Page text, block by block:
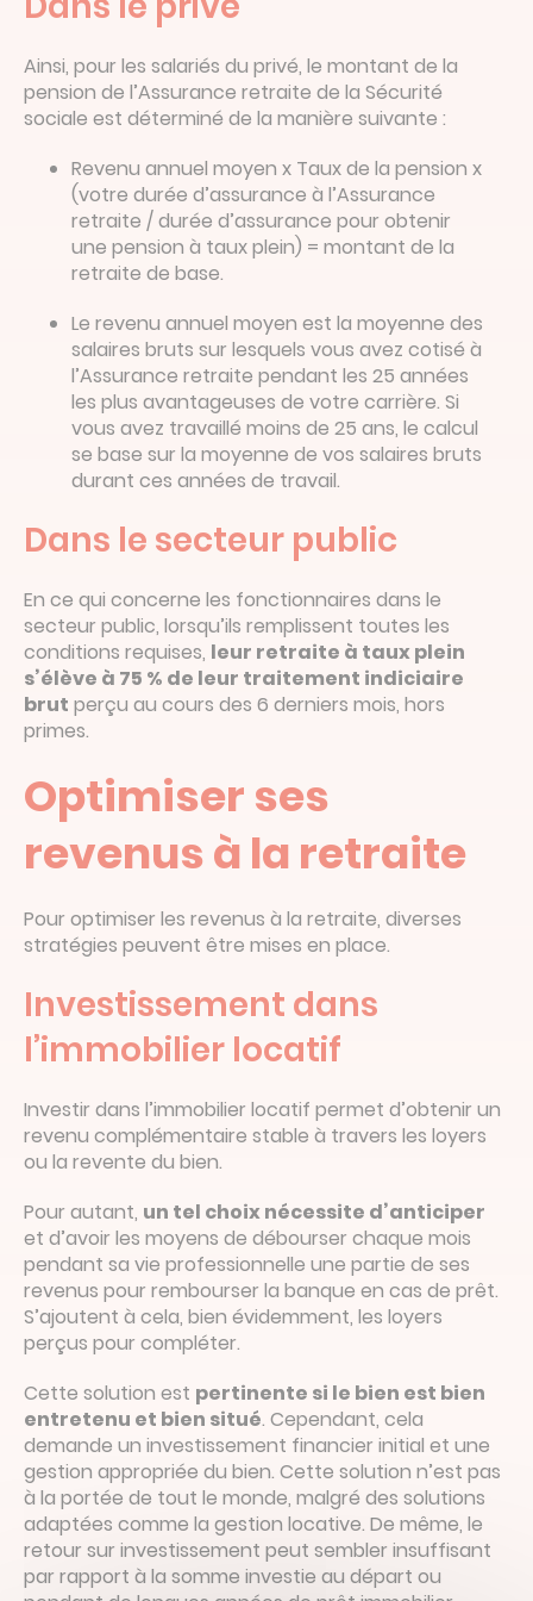
Ainsi, pour les salariés du privé, le montant de la
pension de l’Assurance retraite de la Sécurité
sociale est déterminé de la manière suivante :
Revenu annuel moyen x Taux de la pension x
(votre durée d’assurance à l’Assurance
retraite / durée d’assurance pour obtenir
une pension à taux plein) = montant de la
retraite de base.
Le revenu annuel moyen est la moyenne des
salaires bruts sur lesquels vous avez cotisé à
l’Assurance retraite pendant les 25 années
les plus avantageuses de votre carrière. Si
vous avez travaillé moins de 25 ans, le calcul
se base sur la moyenne de vos salaires bruts
durant ces années de travail.
Dans le secteur public
En ce qui concerne les fonctionnaires dans le
secteur public, lorsqu’ils remplissent toutes les
conditions requises, leur retraite à taux plein
s’élève à 75 % de leur traitement indiciaire
brut perçu au cours des 6 derniers mois, hors
primes.
Optimiser ses
revenus à la retraite
Pour optimiser les revenus à la retraite, diverses
stratégies peuvent être mises en place.
Investissement dans
l’immobilier locatif
Investir dans l’immobilier locatif permet d’obtenir un
revenu complémentaire stable à travers les loyers
ou la revente du bien.
Pour autant, un tel choix nécessite d’anticiper
et d’avoir les moyens de débourser chaque mois
pendant sa vie professionnelle une partie de ses
revenus pour rembourser la banque en cas de prêt.
S’ajoutent à cela, bien évidemment, les loyers
perçus pour compléter.
Cette solution est pertinente si le bien est bien
entretenu et bien situé. Cependant, cela
demande un investissement financier initial et une
gestion appropriée du bien. Cette solution n’est pas
à la portée de tout le monde, malgré des solutions
adaptées comme la gestion locative. De même, le
retour sur investissement peut sembler insuffisant
par rapport à la somme investie au départ ou